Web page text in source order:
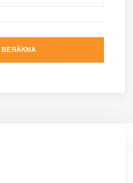
BERÄKNA